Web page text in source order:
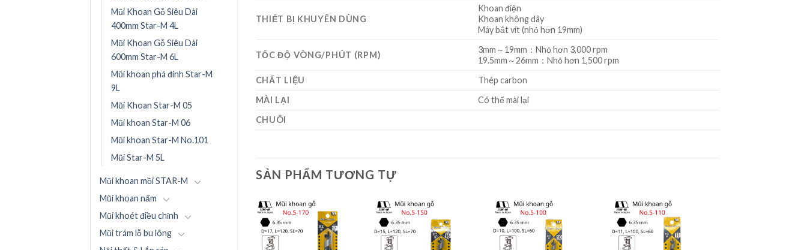
Mũi Khoan Gỗ Siêu Dài
400mm Star-M 4L
Mũi Khoan Gỗ Siêu Dài
600mm Star-M 6L
Mũi khoan phá đinh Star-M
9L
Mũi Khoan Star-M 05
Mũi khoan Star-M 06
Mũi khoan Star-M No.101
Mũi Star-M 5L
Mũi khoan mồi STAR-M
Mũi khoan nấm
Mũi khoét điều chỉnh
Mũi trám lỗ bu lông
THIẾT BỊ KHUYÊN DÙNG
Khoan điện
Khoan không dây
Máy bắt vít (nhỏ hơn 19mm)
TỐC ĐỘ VÒNG/PHÚT (RPM)
3mm～19mm：Nhỏ hơn 3,000 rpm
19.5mm～26mm：Nhỏ hơn 1,500 rpm
CHẤT LIỆU
Thép carbon
MÀI LẠI
Có thể mài lại
CHUÔI
SẢN PHẨM TƯƠNG TỰ